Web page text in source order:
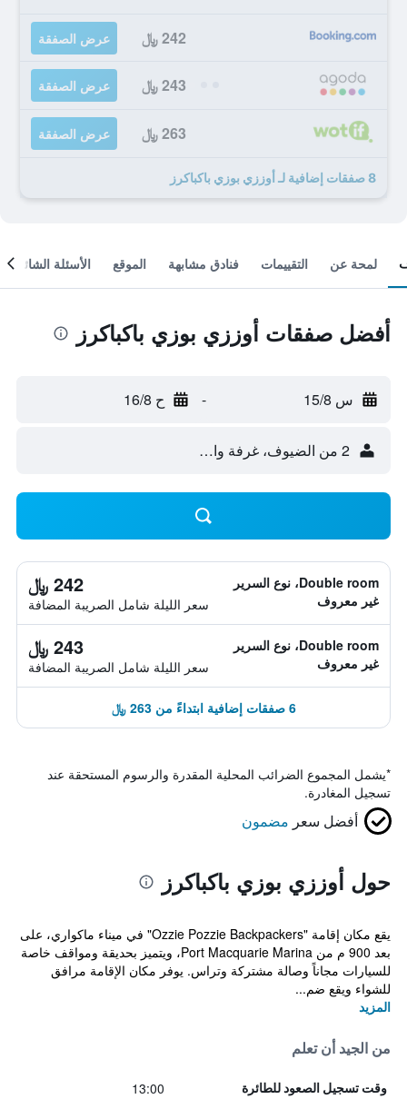
242 ﷼ عرض الصفقة
243 ﷼ عرض الصفقة
263 ﷼ عرض الصفقة
8 صفقات إضافية لـ أوززي بوزي باكباكرز
لمحة عن التقييمات فنادق مشابهة الموقع الأسئلة الشائعة
أفضل صفقات أوززي بوزي باكباكرز
س 15/8 - ح 16/8
2 من الضيوف، غرفة واحدة
Double room، نوع السرير
غير معروف
242 ﷼
سعر الليلة شامل الصريبة المضافة
Double room، نوع السرير
غير معروف
243 ﷼
سعر الليلة شامل الصريبة المضافة
6 صفقات إضافية ابتداءً من 263 ﷼
*يشمل المجموع الضرائب المحلية المقدرة والرسوم المستحقة عند
تسجيل المغادرة.
أفضل سعر مضمون
حول أوززي بوزي باكباكرز
يقع مكان إقامة "Ozzie Pozzie Backpackers" في ميناء ماكواري، على
بعد 900 م من Port Macquarie Marina، ويتميز بحديقة ومواقف خاصة
للسيارات مجاناً وصالة مشتركة وتراس. يوفر مكان الإقامة مرافق
للشواء ويقع ضم...
المزيد
من الجيد أن تعلم
وقت تسجيل الصعود للطائرة 13:00